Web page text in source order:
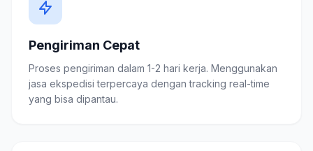
Pengiriman Cepat
Proses pengiriman dalam 1-2 hari kerja. Menggunakan
jasa ekspedisi terpercaya dengan tracking real-time
yang bisa dipantau.